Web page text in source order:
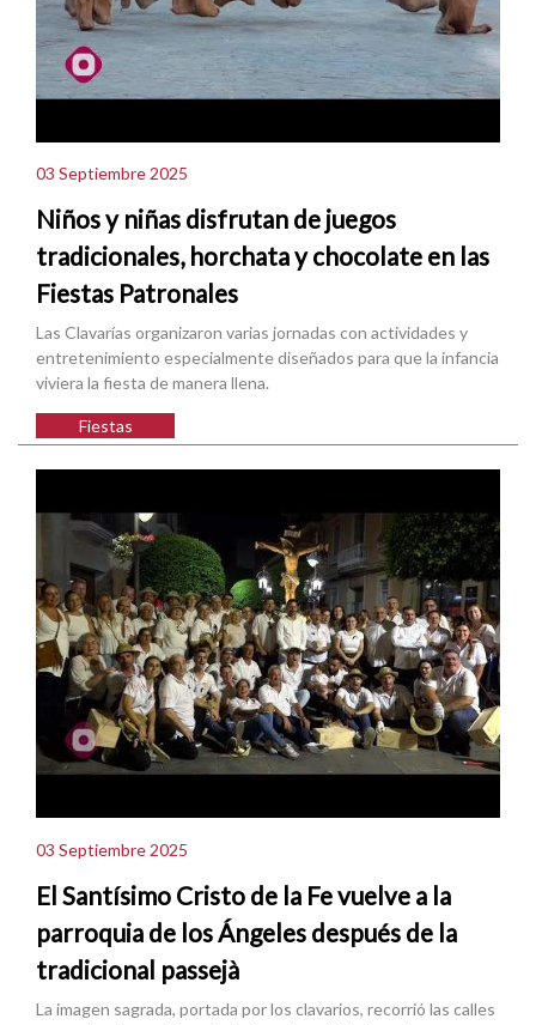
03 Septiembre 2025
Niños y niñas disfrutan de juegos
tradicionales, horchata y chocolate en las
Fiestas Patronales
Las Clavarías organizaron varias jornadas con actividades y
entretenimiento especialmente diseñados para que la infancia
viviera la fiesta de manera llena.
Fiestas
03 Septiembre 2025
El Santísimo Cristo de la Fe vuelve a la
parroquia de los Ángeles después de la
tradicional passejà
La imagen sagrada, portada por los clavarios, recorrió las calles